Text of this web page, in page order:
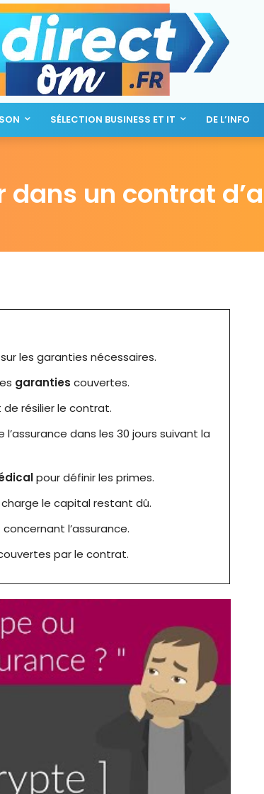
SÉLECTION BUSINESS ET IT DE L’INFO
dans un contrat
les garanties nécessaires.
garanties couvertes.
de résilier le contrat.
dans les 30 jours suivant la
pour définir les primes.
charge le capital restant dû.
concernant l’assurance.
par le contrat.